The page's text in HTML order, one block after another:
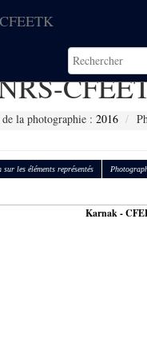
la photographie : 2016
les éléments représentés